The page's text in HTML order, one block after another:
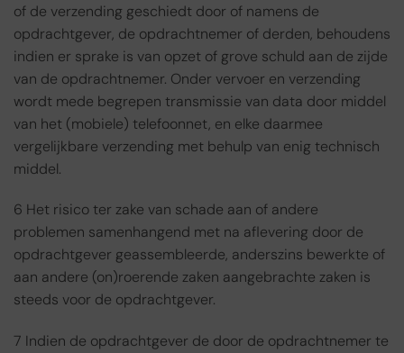
of de verzending geschiedt door of namens de
opdrachtgever, de opdrachtnemer of derden, behoudens
indien er sprake is van opzet of grove schuld aan de zijde
van de opdrachtnemer. Onder vervoer en verzending
wordt mede begrepen transmissie van data door middel
van het (mobiele) telefoonnet, en elke daarmee
vergelijkbare verzending met behulp van enig technisch
middel.
6 Het risico ter zake van schade aan of andere
problemen samenhangend met na aflevering door de
opdrachtgever geassembleerde, anderszins bewerkte of
aan andere (on)roerende zaken aangebrachte zaken is
steeds voor de opdrachtgever.
7 Indien de opdrachtgever de door de opdrachtnemer te